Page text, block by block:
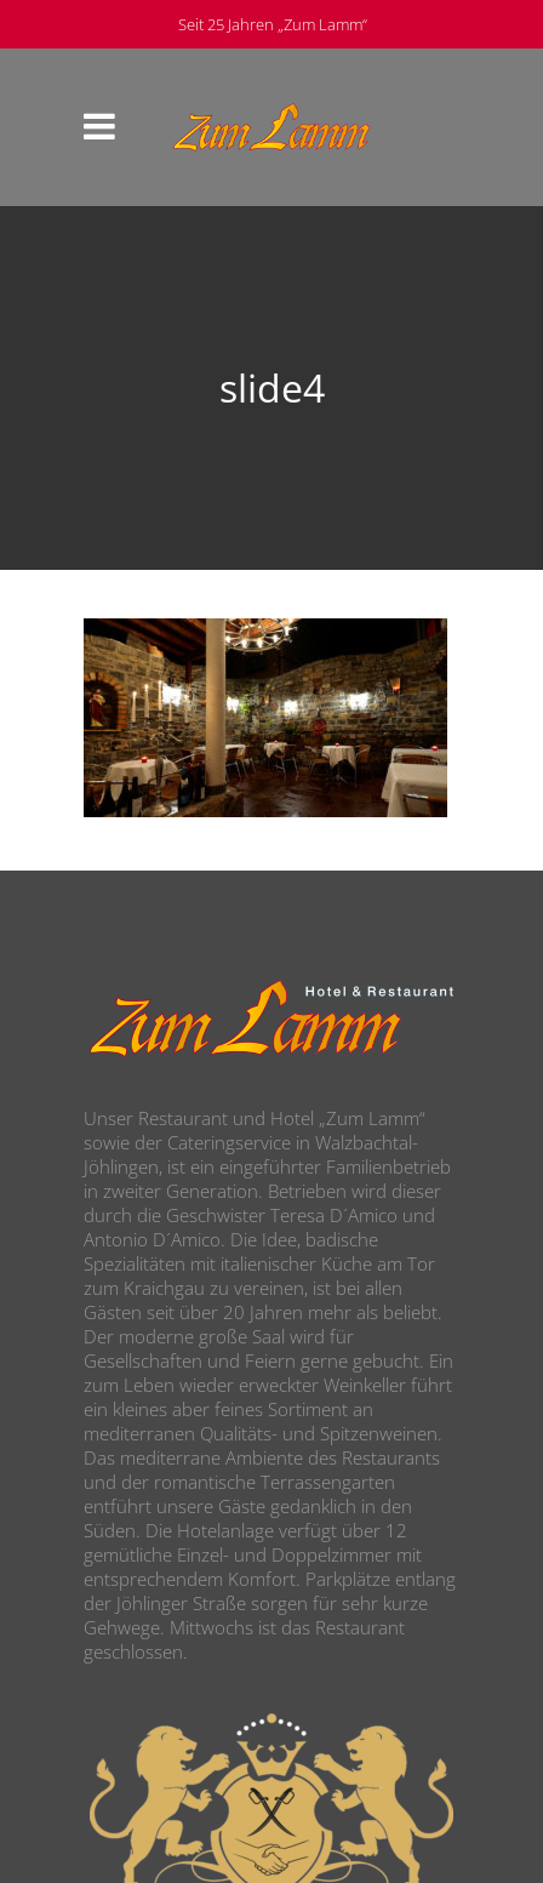
Seit 25 Jahren „Zum Lamm“
slide4
Unser Restaurant und Hotel „Zum Lamm“
sowie der Cateringservice in Walzbachtal-
Jöhlingen, ist ein eingeführter Familienbetrieb
in zweiter Generation. Betrieben wird dieser
durch die Geschwister Teresa D´Amico und
Antonio D´Amico. Die Idee, badische
Spezialitäten mit italienischer Küche am Tor
zum Kraichgau zu vereinen, ist bei allen
Gästen seit über 20 Jahren mehr als beliebt.
Der moderne große Saal wird für
Gesellschaften und Feiern gerne gebucht. Ein
zum Leben wieder erweckter Weinkeller führt
ein kleines aber feines Sortiment an
mediterranen Qualitäts- und Spitzenweinen.
Das mediterrane Ambiente des Restaurants
und der romantische Terrassengarten
entführt unsere Gäste gedanklich in den
Süden. Die Hotelanlage verfügt über 12
gemütliche Einzel- und Doppelzimmer mit
entsprechendem Komfort. Parkplätze entlang
der Jöhlinger Straße sorgen für sehr kurze
Gehwege. Mittwochs ist das Restaurant
geschlossen.